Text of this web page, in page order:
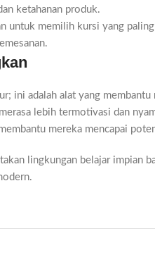
ketahanan produk.
untuk memilih kursi yang
ini adalah alat yang
lebih termotivasi dan
mereka mencapai
lingkungan belajar impian